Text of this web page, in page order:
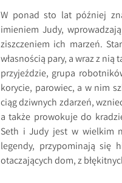
W ponad sto lat później
imieniem Judy,
ziszczeniem ich marzeń.
własnością pary, a wraz z
przyjeździe, grupa
korycie, parowiec, a w nim
ciąg dziwnych zdarzeń,
a także prowokuje do
Seth i Judy jest w wielkim
legendy, przypominają się
otaczających dom, z